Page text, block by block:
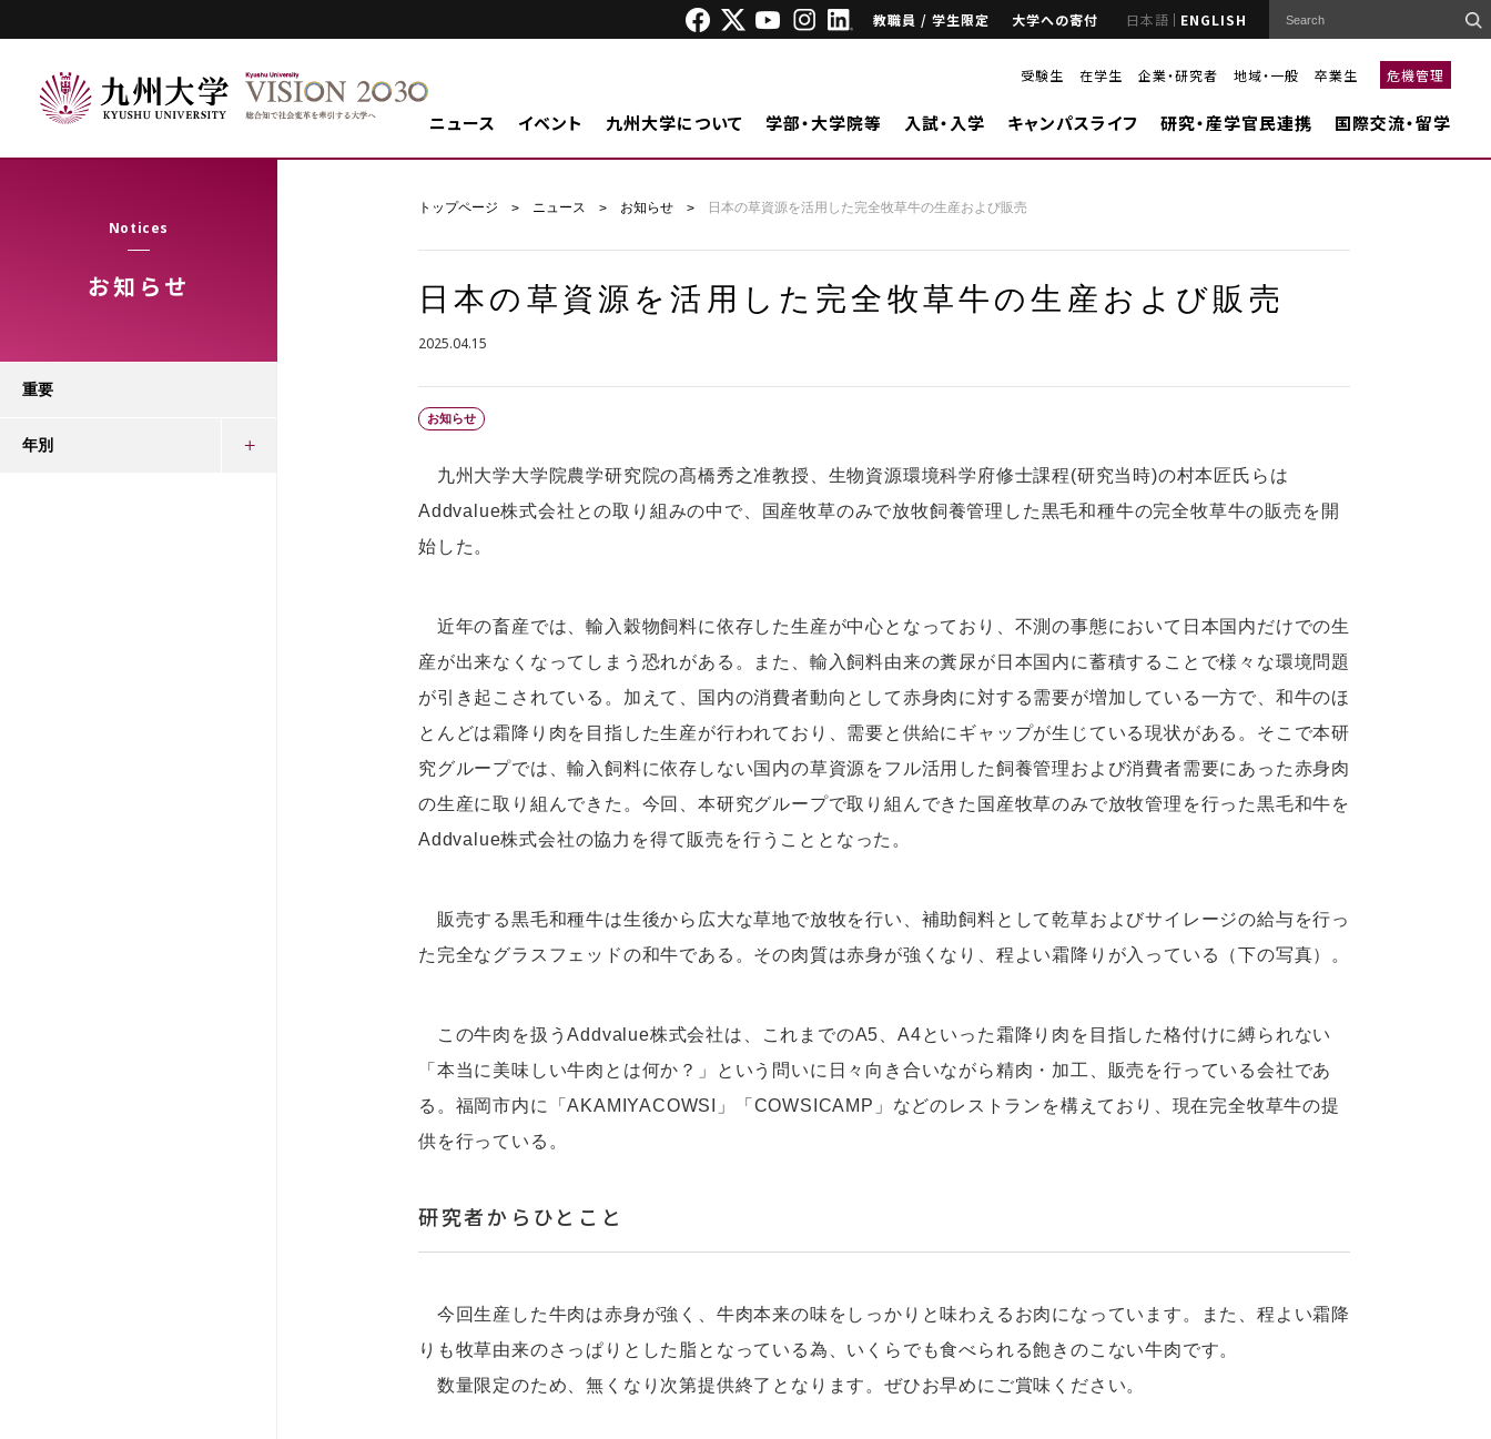
教職員 / 学生限定 大学への寄付 日本語 ENGLISH
受験生 在学生 企業・研究者 地域・一般 卒業生 危機管理
ニュース イベント 九州大学について 学部・大学院等 入試・入学 キャンパスライフ 研究・産学官民連携 国際交流・留学
Notices
お知らせ
トップページ ニュース お知らせ 日本の草資源を活用した完全牧草牛の生産および販売
日本の草資源を活用した完全牧草牛の生産および販売
2025.04.15
お知らせ
九州大学大学院農学研究院の髙橋秀之准教授、生物資源環境科学府修士課程(研究当時)の村本匠氏らは
Addvalue株式会社との取り組みの中で、国産牧草のみで放牧飼養管理した黒毛和種牛の完全牧草牛の販売を開
始した。
近年の畜産では、輸入穀物飼料に依存した生産が中心となっており、不測の事態において日本国内だけでの生
産が出来なくなってしまう恐れがある。また、輸入飼料由来の糞尿が日本国内に蓄積することで様々な環境問題
が引き起こされている。加えて、国内の消費者動向として赤身肉に対する需要が増加している一方で、和牛のほ
とんどは霜降り肉を目指した生産が行われており、需要と供給にギャップが生じている現状がある。そこで本研
究グループでは、輸入飼料に依存しない国内の草資源をフル活用した飼養管理および消費者需要にあった赤身肉
の生産に取り組んできた。今回、本研究グループで取り組んできた国産牧草のみで放牧管理を行った黒毛和牛を
Addvalue株式会社の協力を得て販売を行うこととなった。
販売する黒毛和種牛は生後から広大な草地で放牧を行い、補助飼料として乾草およびサイレージの給与を行っ
た完全なグラスフェッドの和牛である。その肉質は赤身が強くなり、程よい霜降りが入っている（下の写真）。
この牛肉を扱うAddvalue株式会社は、これまでのA5、A4といった霜降り肉を目指した格付けに縛られない
「本当に美味しい牛肉とは何か？」という問いに日々向き合いながら精肉・加工、販売を行っている会社であ
る。福岡市内に「AKAMIYACOWSI」「COWSICAMP」などのレストランを構えており、現在完全牧草牛の提
供を行っている。
研究者からひとこと
今回生産した牛肉は赤身が強く、牛肉本来の味をしっかりと味わえるお肉になっています。また、程よい霜降
りも牧草由来のさっぱりとした脂となっている為、いくらでも食べられる飽きのこない牛肉です。
数量限定のため、無くなり次第提供終了となります。ぜひお早めにご賞味ください。
重要
年別